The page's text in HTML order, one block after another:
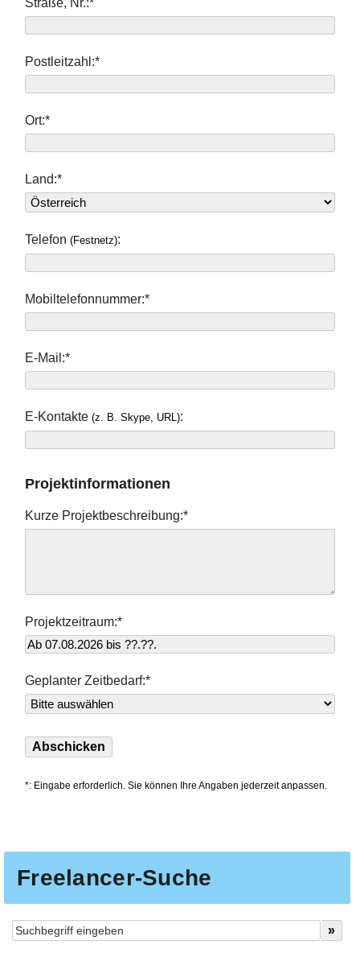
Freelancer-Suche
Postleitzahl:*
Ort:*
Land:*
Telefon (Festnetz):
Mobiltelefonnummer:*
E-Mail:*
E-Kontakte (z. B. Skype, URL):
Projektinformationen
Kurze Projektbeschreibung:*
Projektzeitraum:*
Geplanter Zeitbedarf:*
*: Eingabe erforderlich. Sie können Ihre Angaben jederzeit anpassen.